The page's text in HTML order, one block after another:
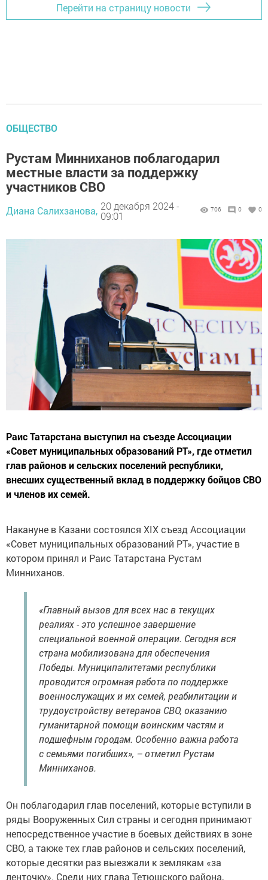
Перейти на страницу новости
ОБЩЕСТВО
Рустам Минниханов поблагодарил
местные власти за поддержку
участников СВО
Диана Салихзанова, 20 декабря 2024 -
09:01
706 0 0
Раис Татарстана выступил на съезде Ассоциации
«Совет муниципальных образований РТ», где отметил
глав районов и сельских поселений республики,
внесших существенный вклад в поддержку бойцов СВО
и членов их семей.
Накануне в Казани состоялся XIX съезд Ассоциации
«Совет муниципальных образований РТ», участие в
котором принял и Раис Татарстана Рустам
Минниханов.
«Главный вызов для всех нас в текущих
реалиях - это успешное завершение
специальной военной операции. Сегодня вся
страна мобилизована для обеспечения
Победы. Муниципалитетами республики
проводится огромная работа по поддержке
военнослужащих и их семей, реабилитации и
трудоустройству ветеранов СВО, оказанию
гуманитарной помощи воинским частям и
подшефным городам. Особенно важна работа
с семьями погибших», – отметил Рустам
Минниханов.
Он поблагодарил глав поселений, которые вступили в
ряды Вооруженных Сил страны и сегодня принимают
непосредственное участие в боевых действиях в зоне
СВО, а также тех глав районов и сельских поселений,
которые десятки раз выезжали к землякам «за
ленточку». Среди них глава Тетюшского района,